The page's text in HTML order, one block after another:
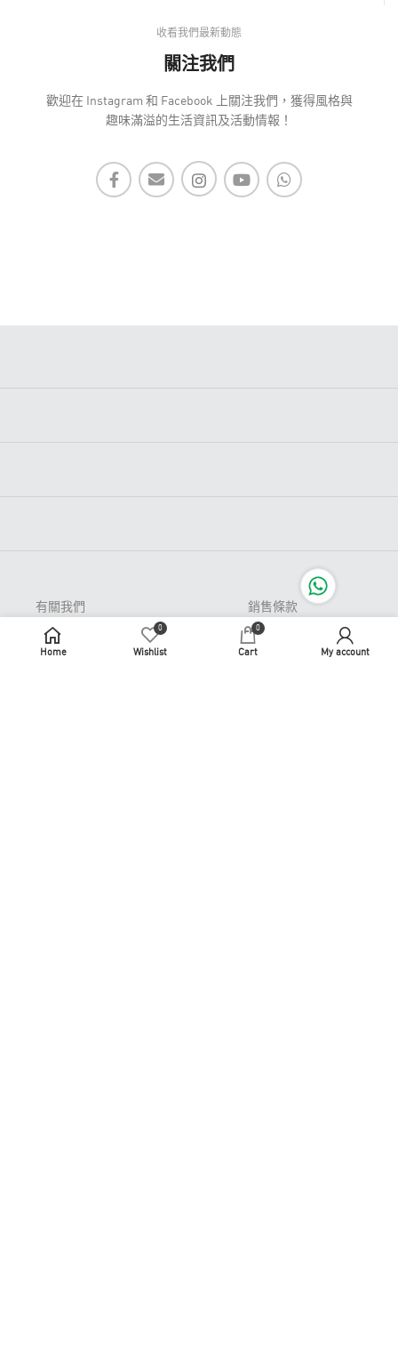
收看我們最新動態
關注我們
歡迎在 Instagram 和 Facebook 上關注我們，獲得風格與
趣味滿溢的生活資訊及活動情報！
有關我們
Pop-up Store 期間限
定店
銷售條款
私隱條款
Home
0
Wishlist
0
Cart My account